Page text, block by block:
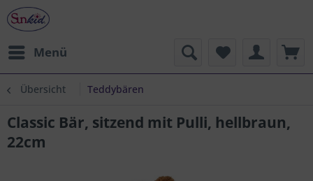
Menü
Übersicht Teddybären
Classic Bär, sitzend mit Pulli, hellbraun,
22cm